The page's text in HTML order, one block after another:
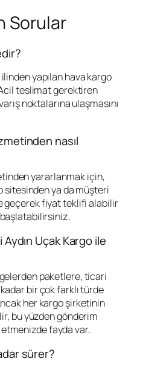
Sorular
ilinden yapılan hava kargo
teslimat gerektiren
noktalarına ulaşmasını
nasıl
yararlanmak için,
sitesinden ya da müşteri
geçerek fiyat teklifi alabilir
Uçak Kargo ile
paketlere, ticari
bir çok farklı türde
her kargo şirketinin
bu yüzden gönderim
fayda var.
sürer?